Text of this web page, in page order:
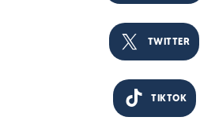
TWITTER
TIKTOK